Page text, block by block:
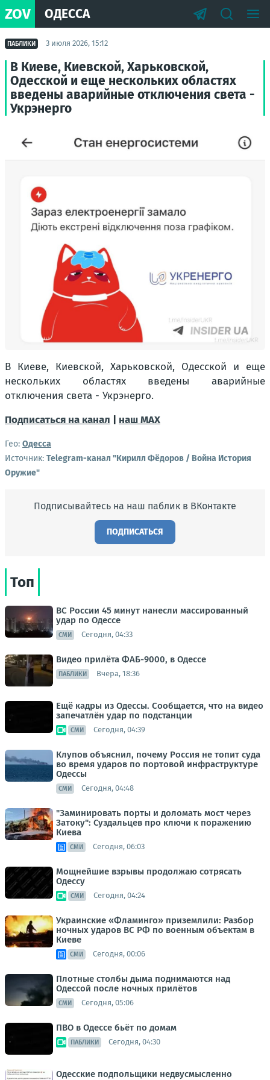
ZOV ОДЕССА
ПАБЛИКИ 3 июля 2026, 15:12
В Киеве, Киевской, Харьковской,
Одесской и еще нескольких областях
введены аварийные отключения света -
Укрэнерго
В Киеве, Киевской, Харьковской, Одесской и еще
нескольких областях введены аварийные
отключения света - Укрэнерго.
Подписаться на канал | наш МАХ
Гео: Одесса
Источник: Telegram-канал "Кирилл Фёдоров / Война История
Оружие"
Подписывайтесь на наш паблик в ВКонтакте
ПОДПИСАТЬСЯ
Топ
ВС России 45 минут нанесли массированный
удар по Одессе
СМИ Сегодня, 04:33
Видео прилёта ФАБ-9000, в Одессе
ПАБЛИКИ Вчера, 18:36
Ещё кадры из Одессы. Сообщается, что на видео
запечатлён удар по подстанции
СМИ Сегодня, 04:39
Клупов объяснил, почему Россия не топит суда
во время ударов по портовой инфраструктуре
Одессы
СМИ Сегодня, 04:48
"Заминировать порты и доломать мост через
Затоку": Суздальцев про ключи к поражению
Киева
СМИ Сегодня, 06:03
Мощнейшие взрывы продолжаю сотрясать
Одессу
СМИ Сегодня, 04:24
Украинские «Фламинго» приземлили: Разбор
ночных ударов ВС РФ по военным объектам в
Киеве
СМИ Сегодня, 00:06
Плотные столбы дыма поднимаются над
Одессой после ночных прилётов
СМИ Сегодня, 05:06
ПВО в Одессе бьёт по домам
ПАБЛИКИ Сегодня, 04:30
Одесские подпольщики недвусмысленно